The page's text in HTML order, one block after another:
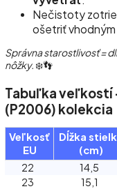
Nečistoty
ošetriť vhodným
Správna starostlivosť =
nôžky. ❄️👣
Tabuľka veľkostí
(P2006) kolekcia
Veľkosť
EU
Dĺžka
(cm)
22
14,5
23
15,1